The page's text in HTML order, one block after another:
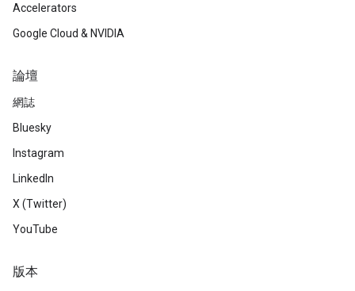
Accelerators
Google Cloud & NVIDIA
論壇
網誌
Bluesky
Instagram
LinkedIn
X (Twitter)
YouTube
版本